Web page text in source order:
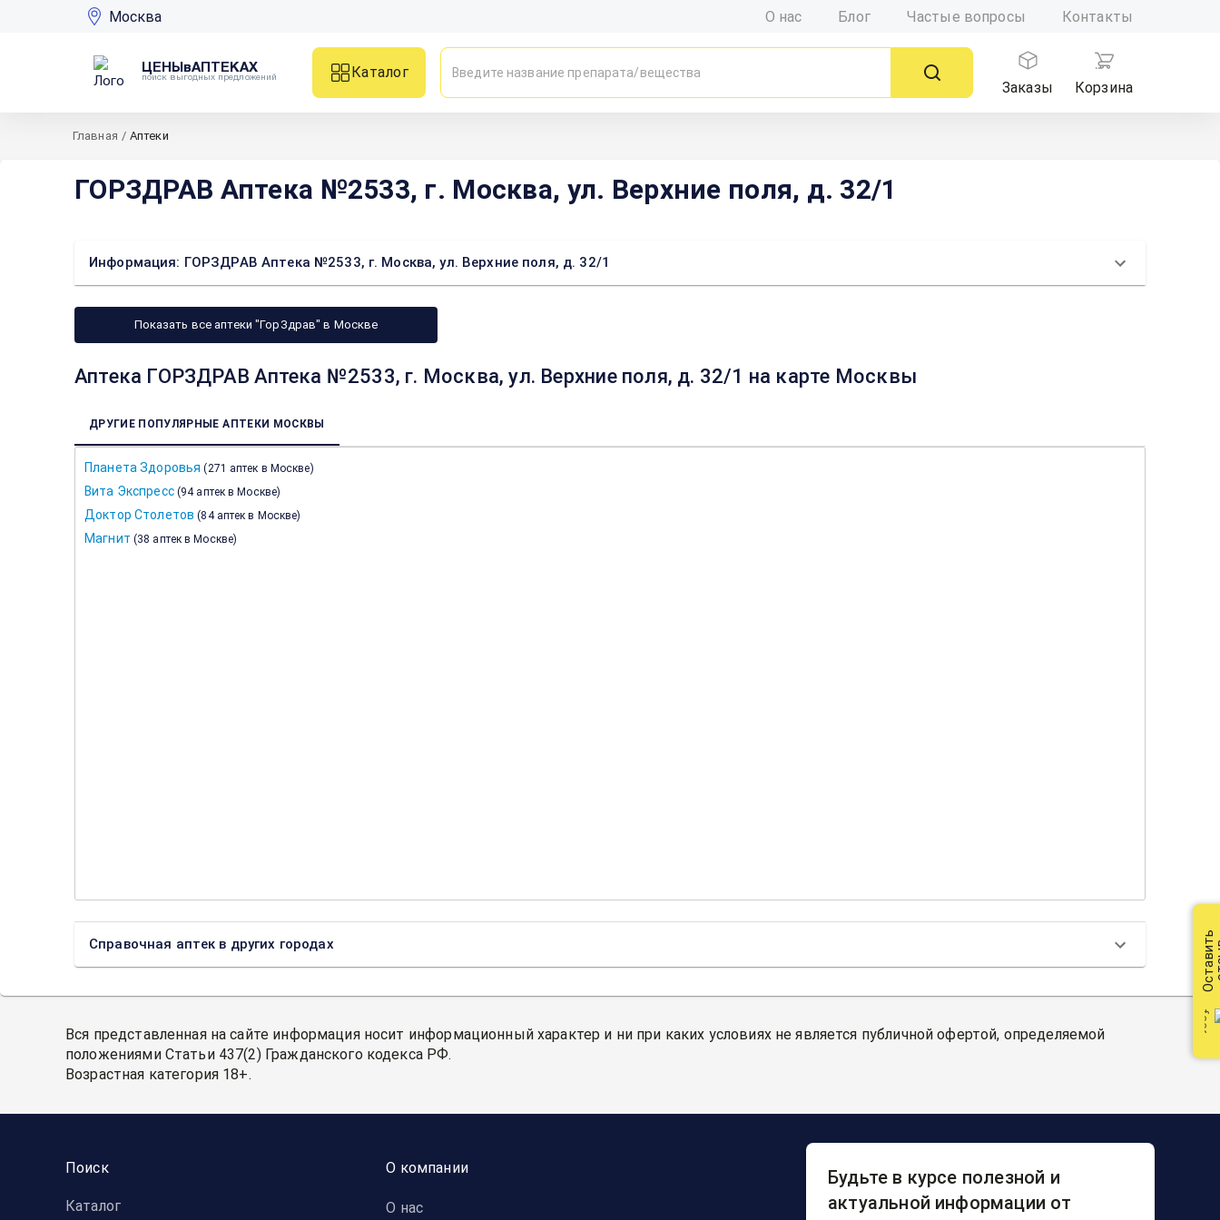
Москва О нас Блог Частые вопросы Контакты
ЦЕНЫвАПТЕКАХ
поиск выгодных предложений
Каталог
Заказы
Корзина
Главная / Аптеки
ГОРЗДРАВ Аптека №2533, г. Москва, ул. Верхние поля, д. 32/1
Информация: ГОРЗДРАВ Аптека №2533, г. Москва, ул. Верхние поля, д. 32/1
Показать все аптеки "ГорЗдрав" в Москве
Аптека ГОРЗДРАВ Аптека №2533, г. Москва, ул. Верхние поля, д. 32/1 на карте Москвы
ДРУГИЕ ПОПУЛЯРНЫЕ АПТЕКИ МОСКВЫ
Планета Здоровья (271 аптек в Москве)
Вита Экспресс (94 аптек в Москве)
Доктор Столетов (84 аптек в Москве)
Магнит (38 аптек в Москве)
Справочная аптек в других городах
Вся представленная на сайте информация носит информационный характер и ни при каких условиях не является публичной офертой, определяемой
положениями Статьи 437(2) Гражданского кодекса РФ.
Возрастная категория 18+.
Поиск
Каталог
О компании
О нас
Будьте в курсе полезной и
актуальной информации от
Оставить